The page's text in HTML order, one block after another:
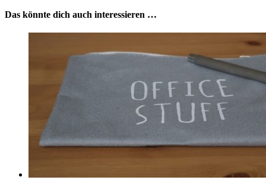
Das könnte dich auch interessieren …